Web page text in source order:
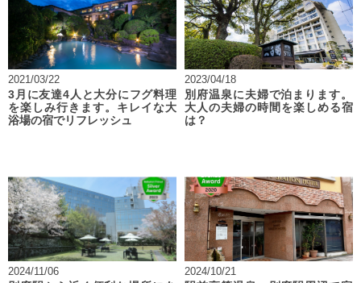
2021/03/22
3月に友達4人と大分にフグ料理
を楽しみ行きます。キレイな大
浴場の宿でリフレッシュ
2023/04/18
別府温泉に夫婦で泊まります。
大人の夫婦の時間を楽しめる宿
は？
2024/11/06
2024/10/21